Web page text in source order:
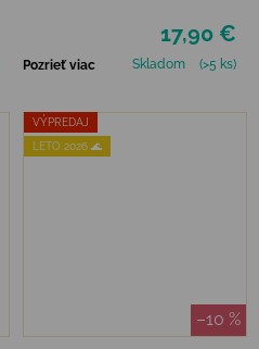
17,90 €
Pozrieť viac Skladom (>5 ks)
VÝPREDAJ
LETO 2026 🌊
–10 %